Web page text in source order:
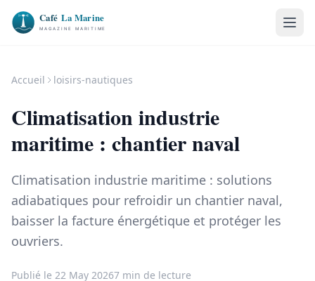
Accueil loisirs-nautiques
Climatisation industrie
maritime : chantier naval
Climatisation industrie maritime : solutions
adiabatiques pour refroidir un chantier naval,
baisser la facture énergétique et protéger les
ouvriers.
Publié le 22 May 20267 min de lecture